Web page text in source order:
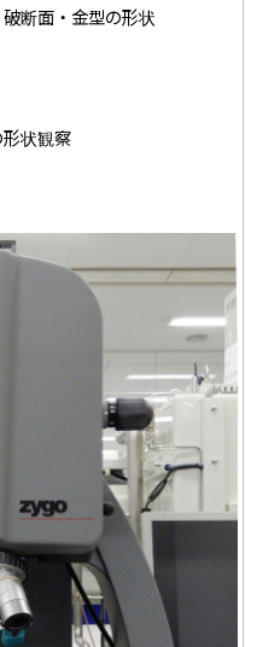
断面・金型の形状
状観察